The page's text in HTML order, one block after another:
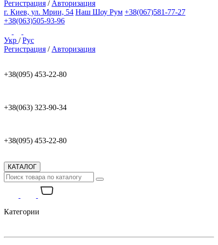
Регистрация / Авторизация
г. Киев, ул. Мрии, 54 Наш Шоу Рум +38(067)581-77-27
+38(063)505-93-96
Укр /Рус
Регистрация / Авторизация
+38(095) 453-22-80
+38(063) 323-90-34
+38(095) 453-22-80
КАТАЛОГ
Категории